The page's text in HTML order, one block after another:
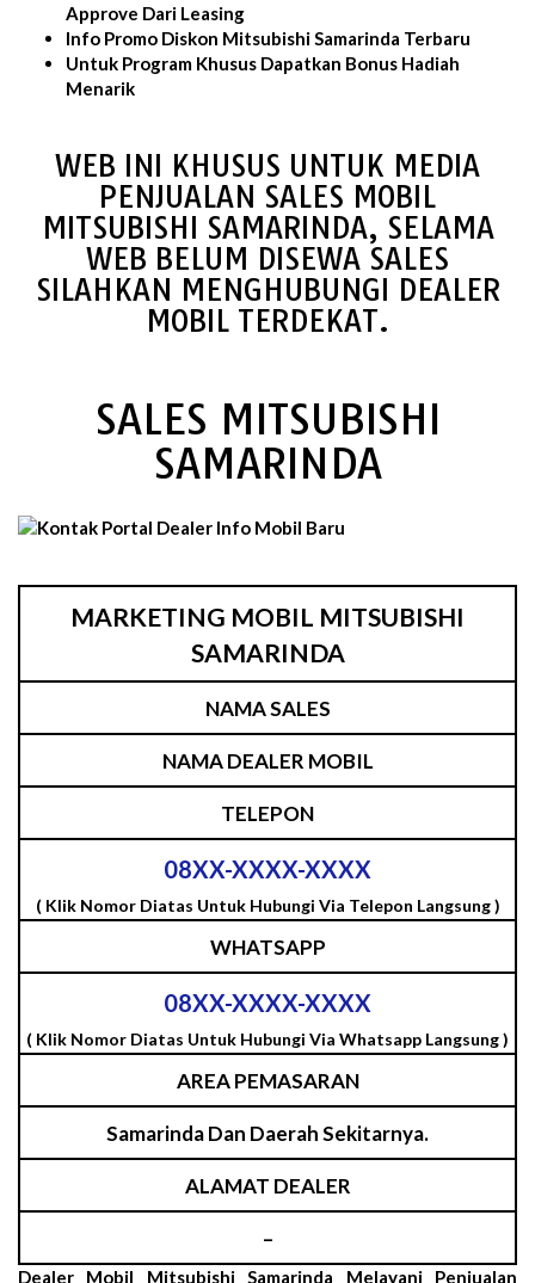
Approve Dari Leasing
Info Promo Diskon Mitsubishi Samarinda Terbaru
Untuk Program Khusus Dapatkan Bonus Hadiah
Menarik
WEB INI KHUSUS UNTUK MEDIA
PENJUALAN SALES MOBIL
MITSUBISHI SAMARINDA, SELAMA
WEB BELUM DISEWA SALES
SILAHKAN MENGHUBUNGI DEALER
MOBIL TERDEKAT.
SALES MITSUBISHI
SAMARINDA
MARKETING MOBIL MITSUBISHI
SAMARINDA
NAMA SALES
NAMA DEALER MOBIL
TELEPON
08XX-XXXX-XXXX
( Klik Nomor Diatas Untuk Hubungi Via Telepon Langsung )
WHATSAPP
08XX-XXXX-XXXX
( Klik Nomor Diatas Untuk Hubungi Via Whatsapp Langsung )
AREA PEMASARAN
Samarinda Dan Daerah Sekitarnya.
ALAMAT DEALER
–
Dealer Mobil Mitsubishi Samarinda Melayani Penjualan